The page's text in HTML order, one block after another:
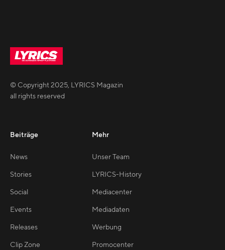
© Copyright2025, LYRICS Magazin
all rights reserved
Beiträge
News
Stories
Social
Events
Releases
Clip Zone
Mehr
Unser Team
LYRICS-History
Mediacenter
Mediadaten
Werbung
Promocenter